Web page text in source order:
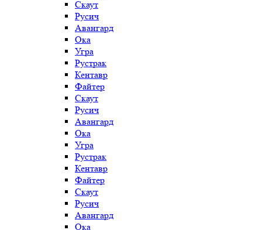
Скаут
Русич
Авангард
Ока
Угра
Рустрак
Кентавр
Файтер
Скаут
Русич
Авангард
Ока
Угра
Рустрак
Кентавр
Файтер
Скаут
Русич
Авангард
Ока